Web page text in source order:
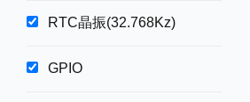
RTC晶振(32.768Kz)
GPIO